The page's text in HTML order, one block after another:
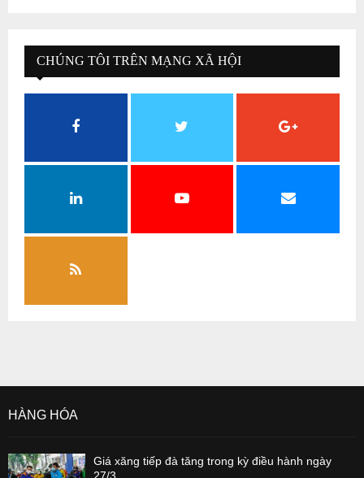
CHÚNG TÔI TRÊN MẠNG XÃ HỘI
HÀNG HÓA
Giá xăng tiếp đà tăng trong kỳ điều hành ngày
27/3